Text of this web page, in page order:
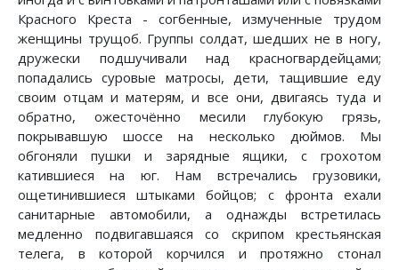
Красного Креста - согбенные, измученные трудом
женщины трущоб. Группы солдат, шедших не в ногу,
дружески подшучивали над красногвардейцами;
попадались суровые матросы, дети, тащившие еду
своим отцам и матерям, и все они, двигаясь туда и
обратно, ожесточённо месили глубокую грязь,
покрывавшую шоссе на несколько дюймов. Мы
обгоняли пушки и зарядные ящики, с грохотом
катившиеся на юг. Нам встречались грузовики,
ощетинившиеся штыками бойцов; с фронта ехали
санитарные автомобили, а однажды встретилась
медленно подвигавшаяся со скрипом крестьянская
телега, в которой корчился и протяжно стонал